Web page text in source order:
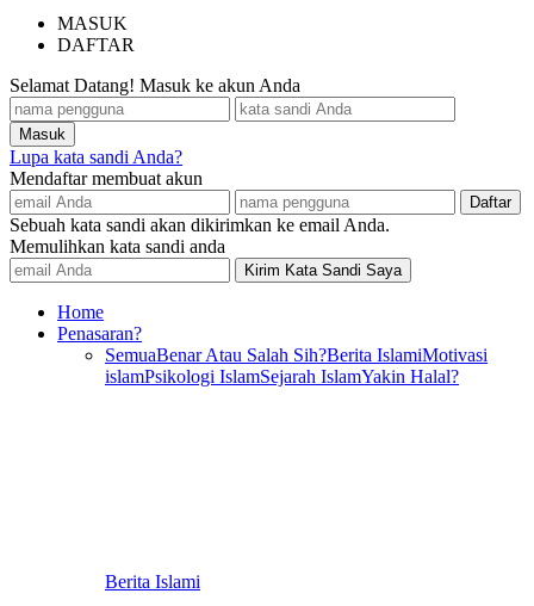
MASUK
DAFTAR
Selamat Datang! Masuk ke akun Anda
Lupa kata sandi Anda?
Mendaftar membuat akun
Sebuah kata sandi akan dikirimkan ke email Anda.
Memulihkan kata sandi anda
Home
Penasaran?
SemuaBenar Atau Salah Sih?Berita IslamiMotivasi
islamPsikologi IslamSejarah IslamYakin Halal?
Berita Islami